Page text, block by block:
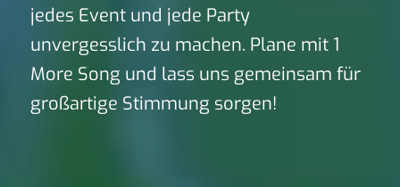
jedes Event und jede Party
unvergesslich zu machen. Plane mit 1
More Song und lass uns gemeinsam für
großartige Stimmung sorgen!